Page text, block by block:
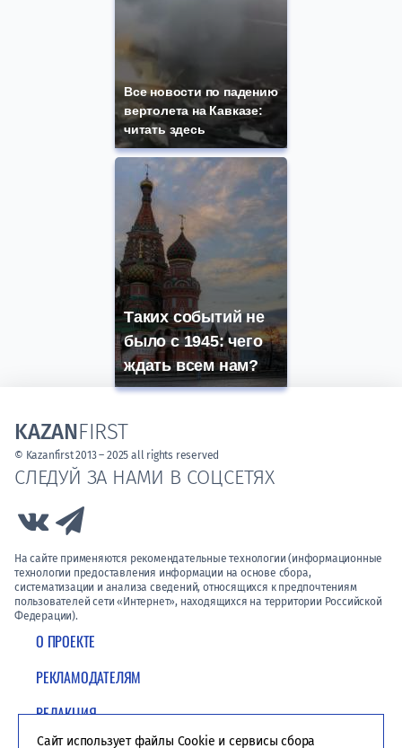
Все новости по падению
вертолета на Кавказе:
читать здесь
Таких событий не
было с 1945: чего
ждать всем нам?
О ПРОЕКТЕ
РЕКЛАМОДАТЕЛЯМ
РЕДАКЦИЯ
СЛЕДУЙ ЗА НАМИ В СОЦСЕТЯХ
Link to Vk
На сайте применяются рекомендательные технологии (информационные
технологии предоставления информации на основе сбора,
систематизации и анализа сведений, относящихся к предпочтениям
пользователей сети «Интернет», находящихся на территории Российской
Федерации).
KAZANFIRST
© Kazanfirst 2013 – 2025 all rights reserved
Сайт использует файлы Cookie и сервисы сбора